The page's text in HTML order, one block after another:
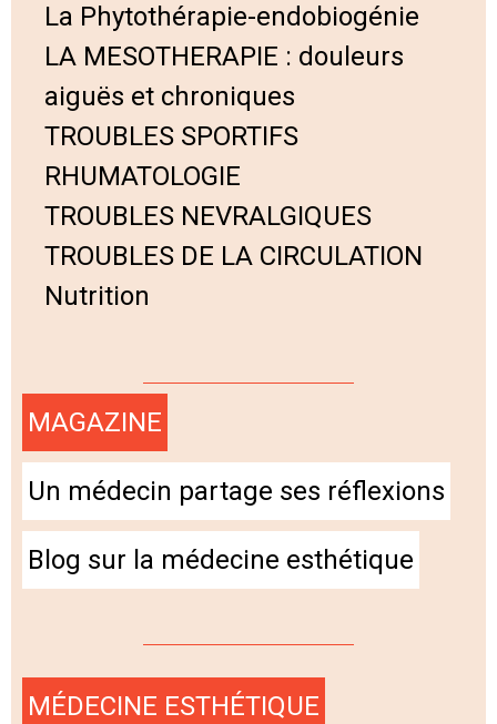
La Phytothérapie-endobiogénie
LA MESOTHERAPIE : douleurs
aiguës et chroniques
TROUBLES SPORTIFS
RHUMATOLOGIE
TROUBLES NEVRALGIQUES
TROUBLES DE LA CIRCULATION
Nutrition
MAGAZINE
Un médecin partage ses réflexions
Blog sur la médecine esthétique
MÉDECINE ESTHÉTIQUE